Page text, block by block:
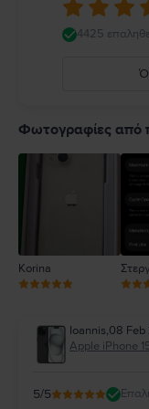
ακουστικών. Η χρήση
φόρτιση παρουσία
ηλεκτροπληξία,
ro/guide/iphone/
4425
Φωτογραφίες από
Korina
Ioannis,08
Apple iPhone
5/5